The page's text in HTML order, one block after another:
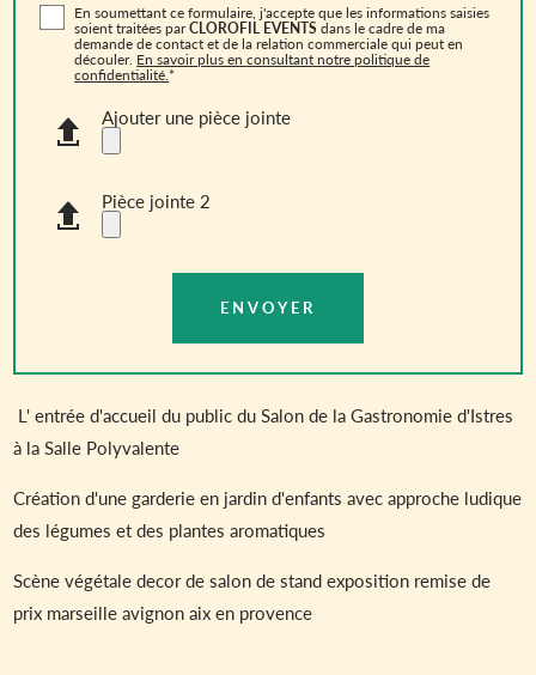
En soumettant ce formulaire, j'accepte que les informations saisies
soient traitées parCLOROFIL EVENTS dans le cadre de ma
demande de contact et de la relation commerciale qui peut en
découler. En savoir plus en consultant notre politique de
confidentialité.*
Ajouter une pièce jointe
Pièce jointe 2
L' entrée d'accueil du public du Salon de la Gastronomie d'Istres
à la Salle Polyvalente
Création d'une garderie en jardin d'enfants avec approche ludique
des légumes et des plantes aromatiques
Scène végétale decor de salon de stand exposition remise de
prix marseille avignon aix en provence